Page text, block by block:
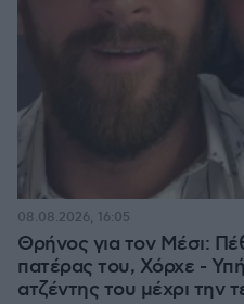
Θρήνος για τον Μέσι:
πατέρας του, Χόρχε -
ατζέντης του μέχρι την
08.08.2026, 16:05